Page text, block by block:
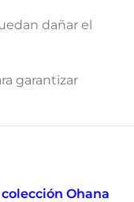
dañar el
garantizar
colección Ohana